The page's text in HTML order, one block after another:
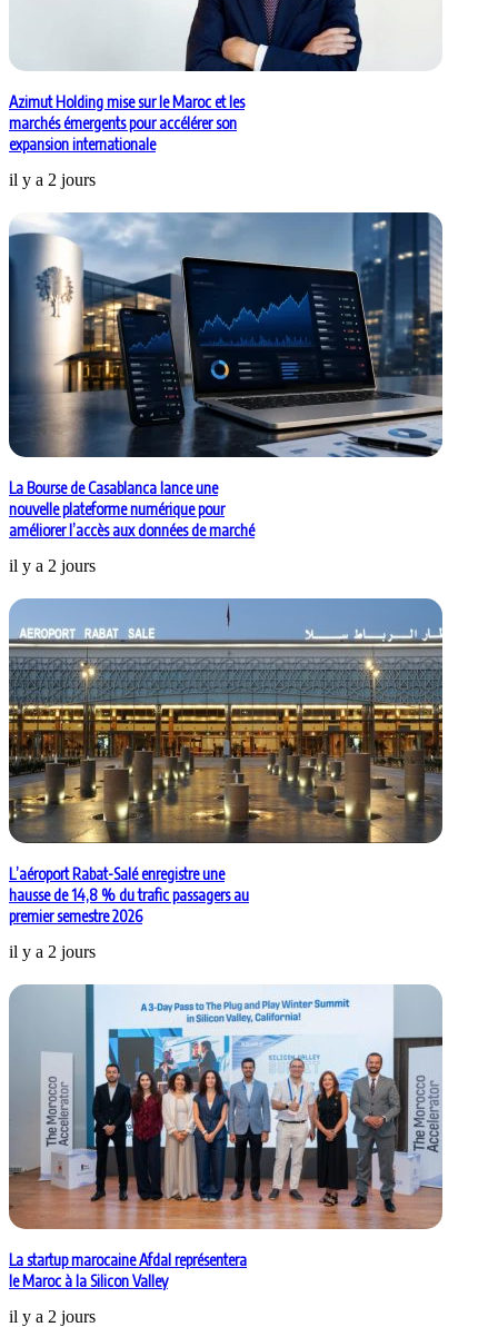
Azimut Holding mise sur le Maroc et les
marchés émergents pour accélérer son
expansion internationale
il y a 2 jours
La Bourse de Casablanca lance une
nouvelle plateforme numérique pour
améliorer l’accès aux données de marché
il y a 2 jours
L’aéroport Rabat-Salé enregistre une
hausse de 14,8 % du trafic passagers au
premier semestre 2026
il y a 2 jours
La startup marocaine Afdal représentera
le Maroc à la Silicon Valley
il y a 2 jours